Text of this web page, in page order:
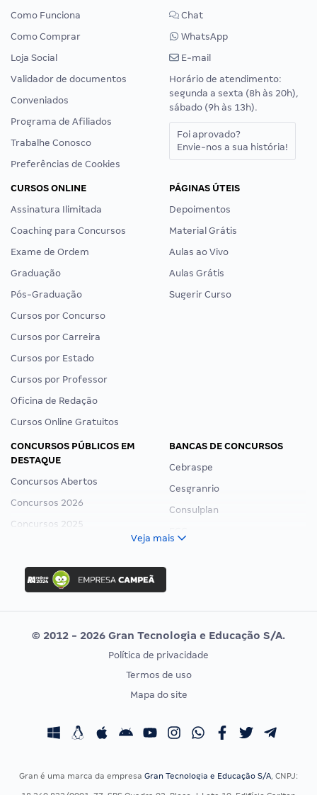
Como Funciona
Como Comprar
Loja Social
Validador de documentos
Conveniados
Programa de Afiliados
Trabalhe Conosco
Preferências de Cookies
Chat
WhatsApp
E-mail
Horário de atendimento:
segunda a sexta (8h às 20h),
sábado (9h às 13h).
Foi aprovado?
Envie-nos a sua história!
CURSOS ONLINE
Assinatura Ilimitada
Coaching para Concursos
Exame de Ordem
Graduação
Pós-Graduação
Cursos por Concurso
Cursos por Carreira
Cursos por Estado
Cursos por Professor
Oficina de Redação
Cursos Online Gratuitos
PÁGINAS ÚTEIS
Depoimentos
Material Grátis
Aulas ao Vivo
Aulas Grátis
Sugerir Curso
CONCURSOS PÚBLICOS EM
DESTAQUE
Concursos Abertos
Concursos 2026
Concursos 2025
Concurso Ibama
Concurso MPU
Editais publicados
BANCAS DE CONCURSOS
Cebraspe
Cesgranrio
Consulplan
Vunesp
CONCURSOS POR PROFISSÃO
Concursos Fiscais
EXAME DE ORDEM
Calendário OAB
Veja mais
© 2012 - 2026 Gran Tecnologia e Educação S/A.
Política de privacidade
Termos de uso
Mapa do site
Gran é uma marca da empresa Gran Tecnologia e Educação S/A, CNPJ: